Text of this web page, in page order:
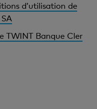
d’utilisation de
TWINT Banque Cler